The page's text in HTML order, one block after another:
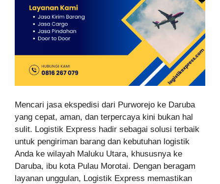
Mencari jasa ekspedisi dari Purworejo ke Daruba
yang cepat, aman, dan terpercaya kini bukan hal
sulit. Logistik Express hadir sebagai solusi terbaik
untuk pengiriman barang dan kebutuhan logistik
Anda ke wilayah Maluku Utara, khususnya ke
Daruba, ibu kota Pulau Morotai. Dengan beragam
layanan unggulan, Logistik Express memastikan